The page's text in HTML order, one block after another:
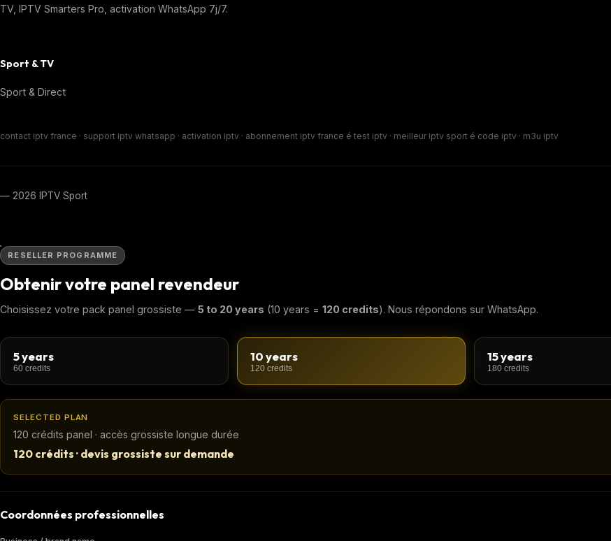
TV, IPTV Smarters Pro, activation WhatsApp 7j/7.
Sport & TV
Sport & Direct
contact iptv france · support iptv whatsapp · activation iptv · abonnement iptv france é test iptv · meilleur iptv sport é code iptv · m3u iptv
— 2026 IPTV Sport
RESELLER PROGRAMME
Obtenir votre panel revendeur
Choisissez votre pack panel grossiste — 5 to 20 years (10 years = 120 credits). Nous répondons sur WhatsApp.
5 years
60 credits
10 years
120 credits
15 years
180 credits
SELECTED PLAN
120 crédits panel · accès grossiste longue durée
120 crédits · devis grossiste sur demande
Coordonnées professionnelles